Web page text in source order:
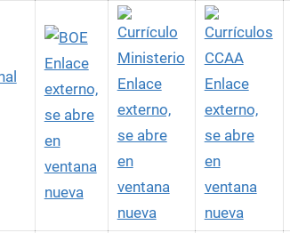
Enlace
externo,
se abre
en
ventana
nueva
Enlace
externo,
se abre
en
ventana
nueva
Enlace
externo,
se abre
en
ventana
nueva